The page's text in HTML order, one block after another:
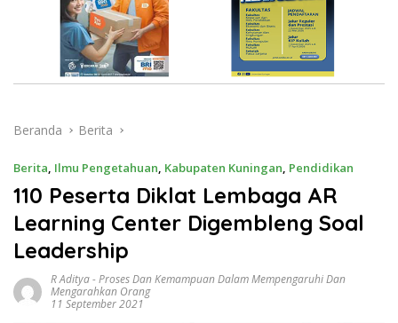
Beranda Berita
Berita, Ilmu Pengetahuan, Kabupaten Kuningan, Pendidikan
110 Peserta Diklat Lembaga AR
Learning Center Digembleng Soal
Leadership
R Aditya-Proses Dan Kemampuan Dalam Mempengaruhi Dan
Mengarahkan Orang
11 September 2021